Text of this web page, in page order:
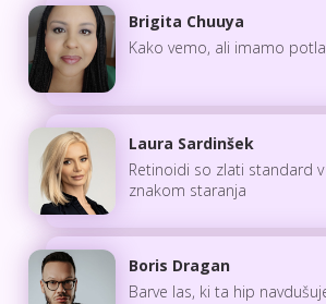
Brigita Chuuya
Kako vemo, ali imamo
Laura Sardinšek
Retinoidi so zlati standard
znakom staranja
Boris Dragan
Barve las, ki ta hip